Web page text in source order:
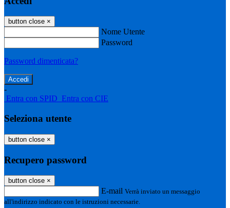
button close ×
Nome Utente
Password
Password dimenticata?
-
Entra con SPID Entra con CIE
Seleziona utente
button close ×
Recupero password
button close ×
E-mail Verrà inviato un messaggio
all'indirizzo indicato con le istruzioni necessarie.